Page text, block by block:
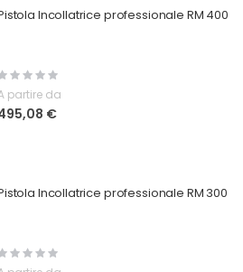
Incollatrice professionale RM 400
0%
partire da
€
Incollatrice professionale RM 300
0%